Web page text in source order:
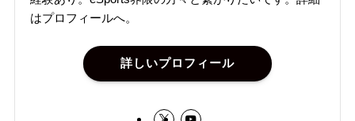
はプロフィールへ。
詳しいプロフィール